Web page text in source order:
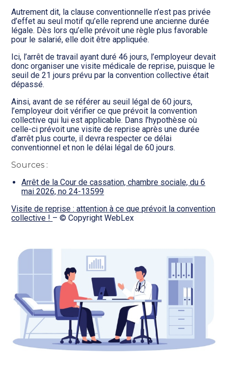
Autrement dit, la clause conventionnelle n’est pas privée
d’effet au seul motif qu’elle reprend une ancienne durée
légale. Dès lors qu’elle prévoit une règle plus favorable
pour le salarié, elle doit être appliquée.
Ici, l’arrêt de travail ayant duré 46 jours, l’employeur devait
donc organiser une visite médicale de reprise, puisque le
seuil de 21 jours prévu par la convention collective était
dépassé.
Ainsi, avant de se référer au seuil légal de 60 jours,
l’employeur doit vérifier ce que prévoit la convention
collective qui lui est applicable. Dans l’hypothèse où
celle-ci prévoit une visite de reprise après une durée
d’arrêt plus courte, il devra respecter ce délai
conventionnel et non le délai légal de 60 jours.
Sources :
Arrêt de la Cour de cassation, chambre sociale, du 6
mai 2026, no 24-13599
Visite de reprise : attention à ce que prévoit la convention
collective ! – © Copyright WebLex